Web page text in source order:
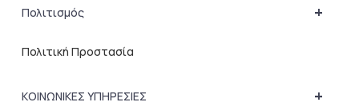
+
Πολιτισμός
Πολιτική Προστασία
+
ΚΟΙΝΩΝΙΚΕΣ ΥΠΗΡΕΣΙΕΣ